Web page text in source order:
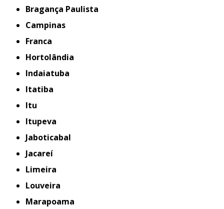
Bragança Paulista
Campinas
Franca
Hortolândia
Indaiatuba
Itatiba
Itu
Itupeva
Jaboticabal
Jacareí
Limeira
Louveira
Marapoama